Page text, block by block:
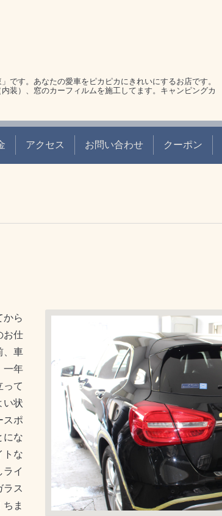
す。あなたの愛車をピカピカにきれいにするお店です。
装）、窓のカーフィルムを施工してます。キャンピングカ
アクセス お問い合わせ クーポン
から
お仕
、車
一年
って
い状
スポ
にな
トな
ライ
ラス
ま